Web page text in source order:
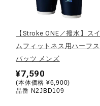
サポート
直営店一覧
取扱店一覧
【Stroke ONE／撥水】スイ
ムフィットネス用ハーフス
パッツ メンズ
¥7,590
(本体価格 ¥6,900)
品番 N2JBD109